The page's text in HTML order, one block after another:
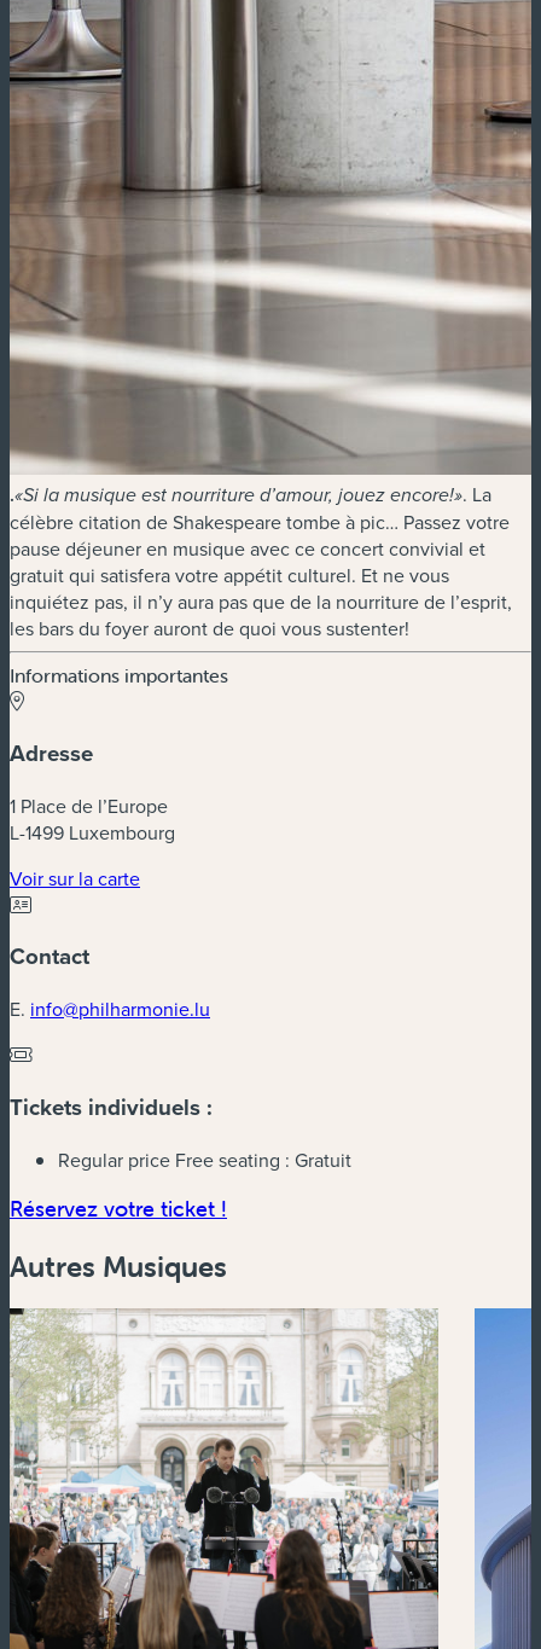
.«Si la musique est nourriture d’amour, jouez encore!». La
célèbre citation de Shakespeare tombe à pic… Passez votre
pause déjeuner en musique avec ce concert convivial et
gratuit qui satisfera votre appétit culturel. Et ne vous
inquiétez pas, il n’y aura pas que de la nourriture de l’esprit,
les bars du foyer auront de quoi vous sustenter!
Informations importantes
Adresse
1 Place de l’Europe
L-1499 Luxembourg
Voir sur la carte(nouvelle fenêtre)
Contact
E. info@philharmonie.lu
Tickets individuels :
Regular price Free seating : Gratuit
Réservez votre ticket !
Autres Musiques